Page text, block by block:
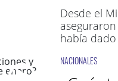
Desde el
había
NACIONALES